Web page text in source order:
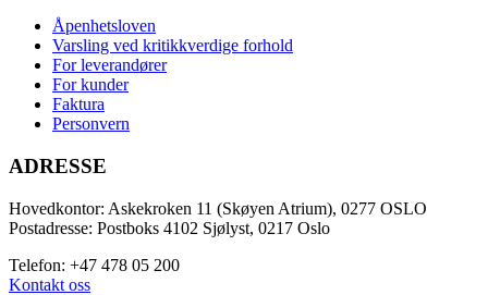
Åpenhetsloven
Varsling ved kritikkverdige forhold
For leverandører
For kunder
Faktura
Personvern
ADRESSE
Hovedkontor: Askekroken 11 (Skøyen Atrium), 0277 OSLO
Postadresse: Postboks 4102 Sjølyst, 0217 Oslo
Telefon: +47 478 05 200
Kontakt oss